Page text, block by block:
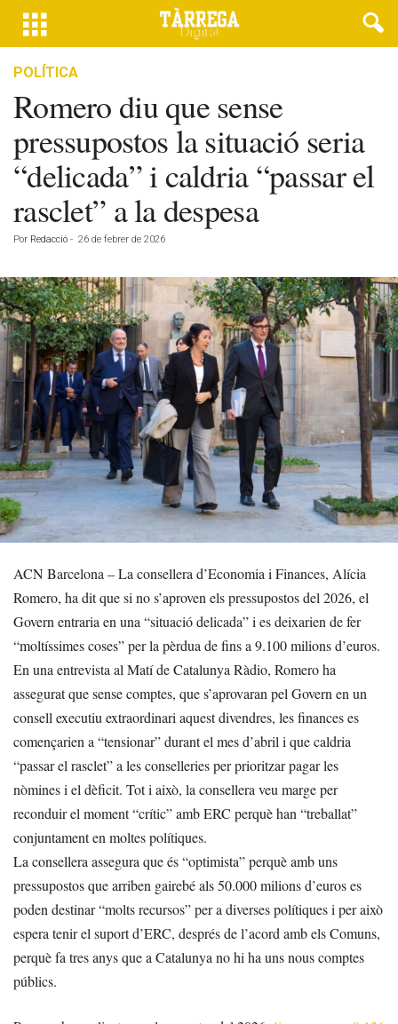
POLÍTICA
Romero diu que sense
pressupostos la situació seria
“delicada” i caldria “passar el
rasclet” a la despesa
Por Redacció - 26 de febrer de 2026
ACN Barcelona – La consellera d’Economia i Finances, Alícia
Romero, ha dit que si no s’aproven els pressupostos del 2026, el
Govern entraria en una “situació delicada” i es deixarien de fer
“moltíssimes coses” per la pèrdua de fins a 9.100 milions d’euros.
En una entrevista al Matí de Catalunya Ràdio, Romero ha
assegurat que sense comptes, que s’aprovaran pel Govern en un
consell executiu extraordinari aquest divendres, les finances es
començarien a “tensionar” durant el mes d’abril i que caldria
“passar el rasclet” a les conselleries per prioritzar pagar les
nòmines i el dèficit. Tot i això, la consellera veu marge per
reconduir el moment “crític” amb ERC perquè han “treballat”
conjuntament en moltes polítiques.
La consellera assegura que és “optimista” perquè amb uns
pressupostos que arriben gairebé als 50.000 milions d’euros es
poden destinar “molts recursos” per a diverses polítiques i per això
espera tenir el suport d’ERC, després de l’acord amb els Comuns,
perquè fa tres anys que a Catalunya no hi ha uns nous comptes
públics.